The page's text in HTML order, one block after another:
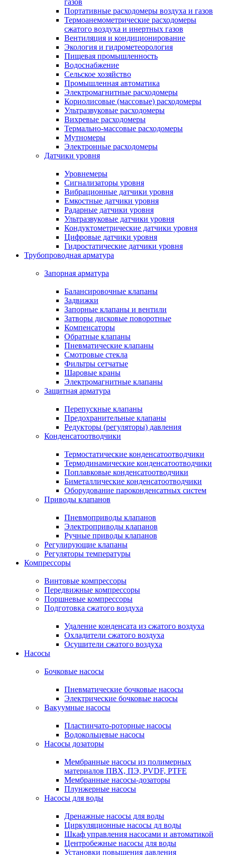
газов
Портативные расходомеры воздуха и газов
Термоанемометрические расходомеры
сжатого воздуха и инертных газов
Вентиляция и кондиционирование
Экология и гидрометеорология
Пищевая промышленность
Водоснабжение
Сельское хозяйство
Промышленная автоматика
Электромагнитные расходомеры
Кориолисовые (массовые) расходомеры
Ультразвуковые расходомеры
Вихревые расходомеры
Термально-массовые расходомеры
Мутномеры
Электронные расходомеры
Датчики уровня
Уровнемеры
Сигнализаторы уровня
Вибрационные датчики уровня
Емкостные датчики уровня
Радарные датчики уровня
Ультразвуковые датчики уровня
Кондуктометрические датчики уровня
Цифровые датчики уровня
Гидростатические датчики уровня
Трубопроводная арматура
Запорная арматура
Балансировочные клапаны
Задвижки
Запорные клапаны и вентили
Затворы дисковые поворотные
Компенсаторы
Обратные клапаны
Пневматические клапаны
Смотровые стекла
Фильтры сетчатые
Шаровые краны
Электромагнитные клапаны
Защитная арматура
Перепускные клапаны
Предохранительные клапаны
Редукторы (регуляторы) давления
Конденсатоотводчики
Термостатические конденсатоотводчики
Термодинамические конденсатоотводчики
Поплавковые конденсатоотводчики
Биметаллические конденсатоотводчики
Оборудование пароконденсатных систем
Приводы клапанов
Пневмоприводы клапанов
Электроприводы клапанов
Ручные приводы клапанов
Регулирующие клапаны
Регуляторы температуры
Компрессоры
Винтовые компрессоры
Передвижные компрессоры
Поршневые компрессоры
Подготовка сжатого воздуха
Удаление конденсата из сжатого воздуха
Охладители сжатого воздуха
Осушители сжатого воздуха
Насосы
Бочковые насосы
Пневматические бочковые насосы
Электрические бочковые насосы
Вакуумные насосы
Пластинчато-роторные насосы
Водокольцевые насосы
Насосы дозаторы
Мембранные насосы из полимерных
материалов ПВХ, ПЭ, PVDF, PTFE
Мембранные насосы-дозаторы
Плунжерные насосы
Насосы для воды
Дренажные насосы для воды
Циркуляционные насосы дл воды
Шкаф управления насосами и автоматикой
Центробежные насосы для воды
Установки повышения давления